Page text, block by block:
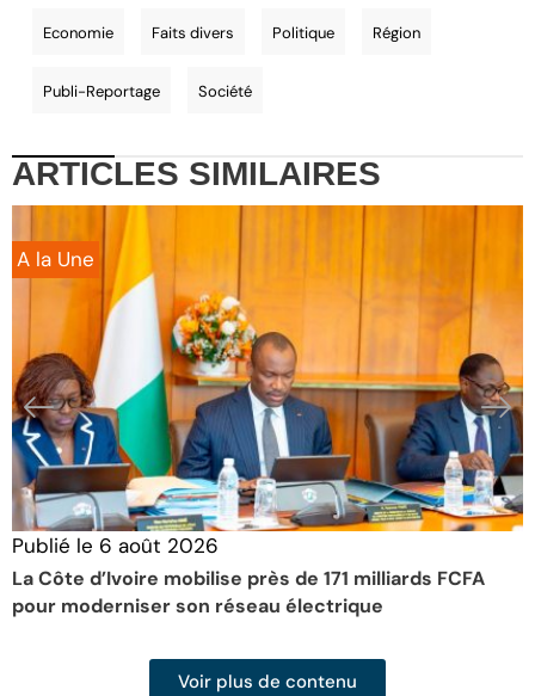
Economie Faits divers Politique Région
Publi-Reportage Société
ARTICLES SIMILAIRES
A la Une
Publié le 6 août 2026
La Côte d’Ivoire mobilise près de 171 milliards FCFA
pour moderniser son réseau électrique
Voir plus de contenu